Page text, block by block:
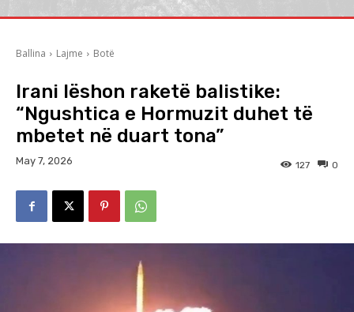
Ballina Lajme Botë
Irani lëshon raketë balistike:
“Ngushtica e Hormuzit duhet të
mbetet në duart tona”
May 7, 2026 0
127